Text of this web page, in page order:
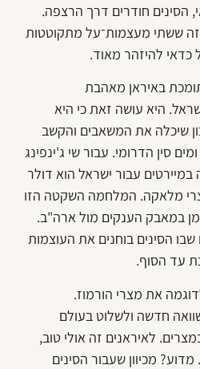
הסינים חודרים דרך הרצפה.
ששתי מעצמות־על מתקוטטות
להיזהר מאוד.
באיראן מאהבת
היא עושה זאת כי היא
שיכלה את המשאבים והקשב
סין הדרומי. עבור שי ג'ינפינג
עבור ישראל הוא דולר
מלאקה. המלחמה השקטה הזו
במאבק הענקים מול ארה"ב.
הסינים בוחנים את העוצמות
עד הסוף.
את מצרי הורמוז.
חדשה ולשלוט בעולם
לאיראנים זה אולי טוב,
מכיוון שעבור הסינים